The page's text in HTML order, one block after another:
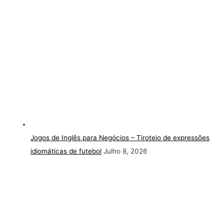
Jogos de Inglês para Negócios – Tiroteio de expressões
idiomáticas de futebol Julho 8, 2026